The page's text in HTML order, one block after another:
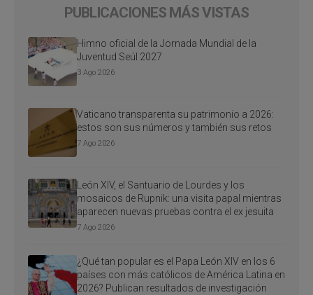
PUBLICACIONES MÁS VISTAS
Himno oficial de la Jornada Mundial de la
Juventud Seúl 2027
3 Ago 2026
Vaticano transparenta su patrimonio a 2026:
estos son sus números y también sus retos
7 Ago 2026
León XIV, el Santuario de Lourdes y los
mosaicos de Rupnik: una visita papal mientras
aparecen nuevas pruebas contra el ex jesuita
7 Ago 2026
¿Qué tan popular es el Papa León XIV en los 6
países con más católicos de América Latina en
2026? Publican resultados de investigación